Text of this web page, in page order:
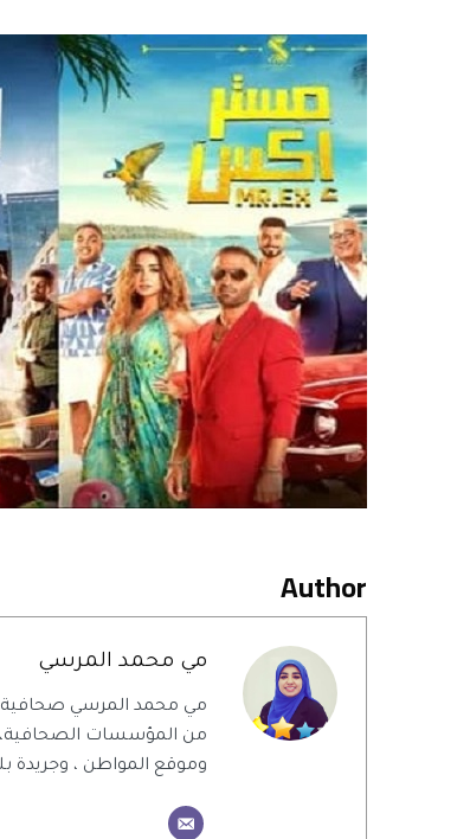
Author
مي محمد المرسي
مي محمد المرسي صحافية
من المؤسسات الصحافية،
وموقع المواطن ، وجريدة